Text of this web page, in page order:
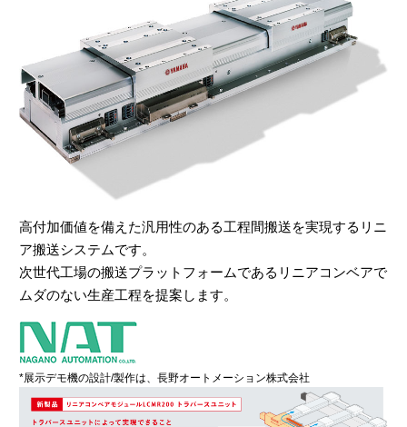
高付加価値を備えた汎用性のある工程間搬送を実現するリニ
ア搬送システムです。
次世代工場の搬送プラットフォームであるリニアコンベアで
ムダのない生産工程を提案します。
*展示デモ機の設計/製作は、長野オートメーション株式会社